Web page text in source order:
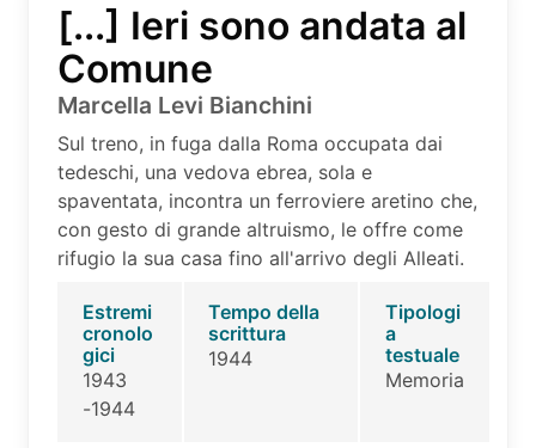
[...] Ieri sono andata al
Comune
Marcella Levi Bianchini
Sul treno, in fuga dalla Roma occupata dai
tedeschi, una vedova ebrea, sola e
spaventata, incontra un ferroviere aretino che,
con gesto di grande altruismo, le offre come
rifugio la sua casa fino all'arrivo degli Alleati.
Estremi
cronolo
gici
1943
-1944
Tempo della
scrittura
1944
Tipologi
a
testuale
Memoria